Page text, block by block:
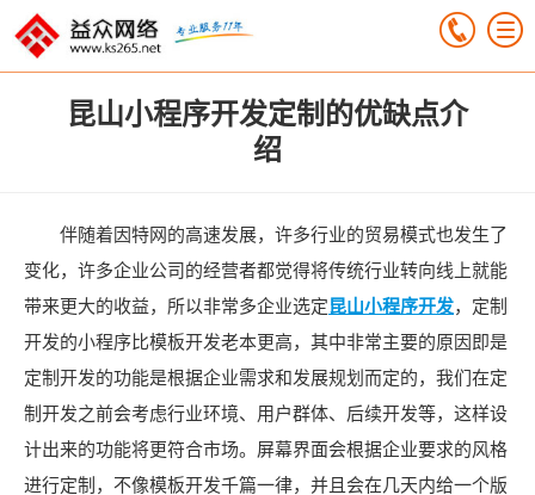
昆山小程序开发定制的优缺点介
绍
伴随着因特网的高速发展，许多行业的贸易模式也发生了
变化，许多企业公司的经营者都觉得将传统行业转向线上就能
带来更大的收益，所以非常多企业选定昆山小程序开发，定制
开发的小程序比模板开发老本更高，其中非常主要的原因即是
定制开发的功能是根据企业需求和发展规划而定的，我们在定
制开发之前会考虑行业环境、用户群体、后续开发等，这样设
计出来的功能将更符合市场。屏幕界面会根据企业要求的风格
进行定制，不像模板开发千篇一律，并且会在几天内给一个版